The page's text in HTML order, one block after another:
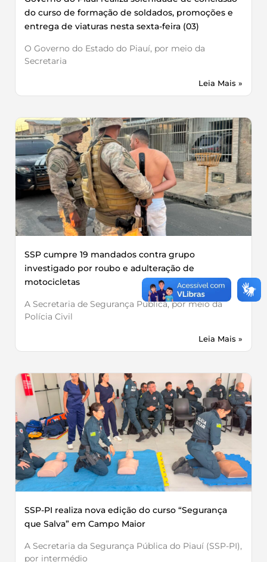
do curso de formação de soldados, promoções e
entrega de viaturas nesta sexta-feira (03)
O Governo do Estado do Piauí, por meio da
Secretaria
Leia Mais »
SSP cumpre 19 mandados contra grupo
investigado por roubo e adulteração de
motocicletas
A Secretaria de Segurança Pública, por meio da
Polícia Civil
Leia Mais »
SSP-PI realiza nova edição do curso “Segurança
que Salva” em Campo Maior
A Secretaria da Segurança Pública do Piauí (SSP-PI),
por intermédio